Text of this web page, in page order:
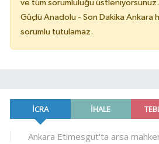
ve tüm sorumluluğu üstleniyorsunuz.
Güçlü Anadolu - Son Dakika Ankara
sorumlu tutulamaz.